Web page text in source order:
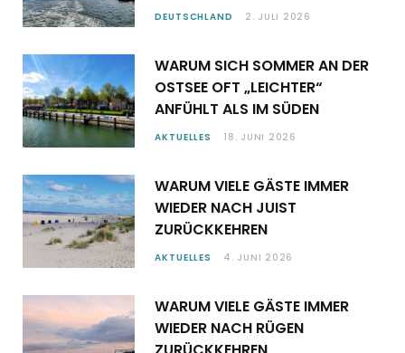
DEUTSCHLAND 2. JULI 2026
WARUM SICH SOMMER AN DER
OSTSEE OFT „LEICHTER“
ANFÜHLT ALS IM SÜDEN
AKTUELLES 18. JUNI 2026
WARUM VIELE GÄSTE IMMER
WIEDER NACH JUIST
ZURÜCKKEHREN
AKTUELLES 4. JUNI 2026
WARUM VIELE GÄSTE IMMER
WIEDER NACH RÜGEN